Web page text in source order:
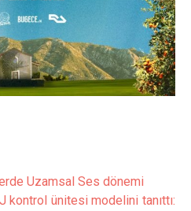
Uzamsal Ses dönemi
kontrol ünitesi modelini tanıttı: